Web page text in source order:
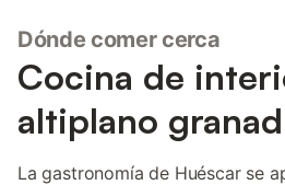
Dónde comer cerca
Cocina de
altiplano
La gastronomía de Huéscar se